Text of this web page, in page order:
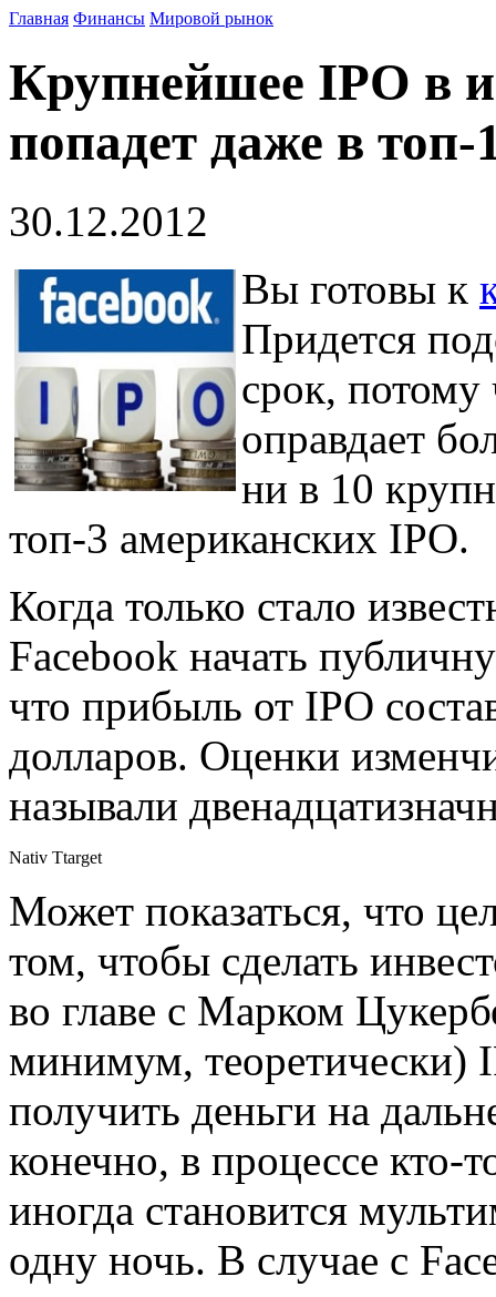
Главная Финансы Мировой рынок
Крупнейшее IPO в
попадет даже в топ-
30.12.2012
Вы готовы к
Придется
срок, потому
оправдает
ни в 10
топ-3 американских IPO.
Когда только стало
Facebook начать
что прибыль от IPO
долларов. Оценки
называли
Nativ Ttarget
Может показаться, что
том, чтобы сделать
во главе с Марком
минимум, теоретически)
получить деньги на
конечно, в процессе кто-
иногда становится
одну ночь. В случае с